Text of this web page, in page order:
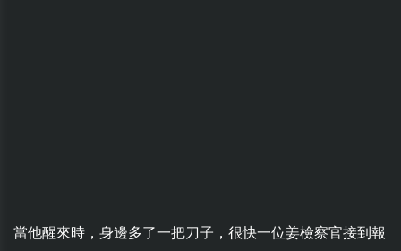
當他醒來時，身邊多了一把刀子，很快一位姜檢察官接到報